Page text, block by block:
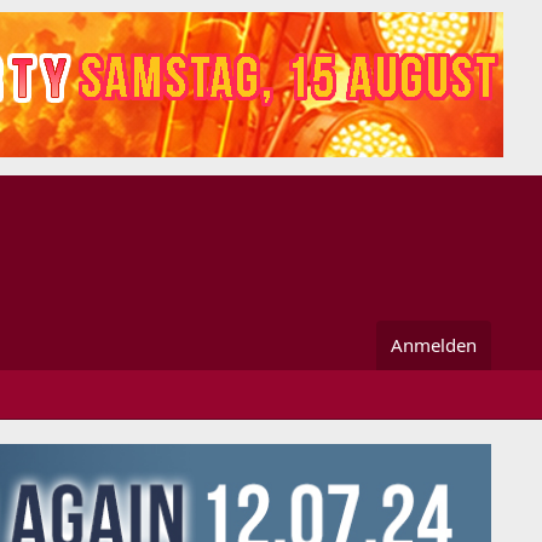
Anmelden